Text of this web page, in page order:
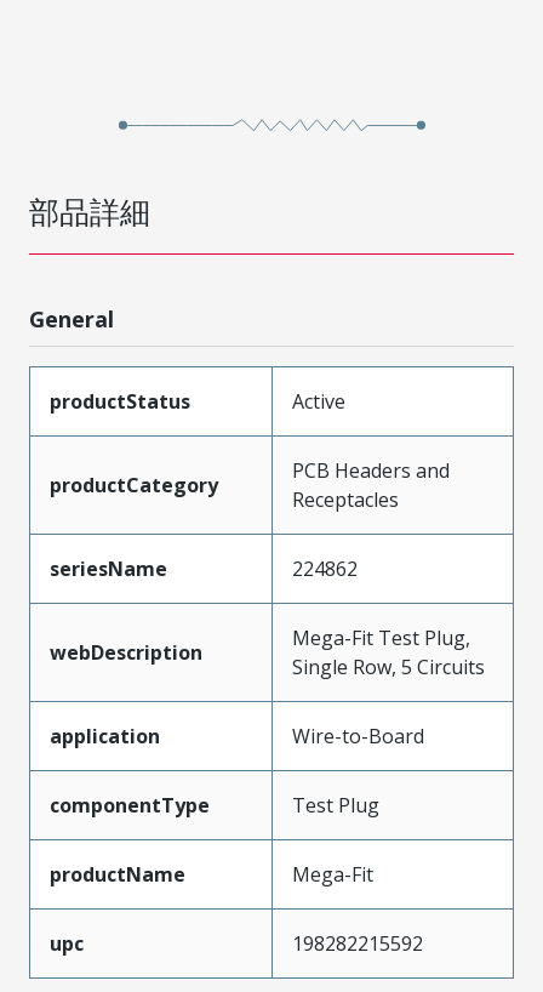
部品詳細
General
productStatus Active
productCategory
PCB Headers and
Receptacles
seriesName 224862
webDescription
Mega-Fit Test Plug,
Single Row, 5 Circuits
application Wire-to-Board
componentType Test Plug
productName Mega-Fit
upc 198282215592